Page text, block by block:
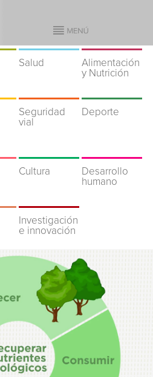
Salud
Alimentación
y Nutrición
Seguridad
vial
Deporte
Cultura
Desarrollo
humano
Investigación
e innovación